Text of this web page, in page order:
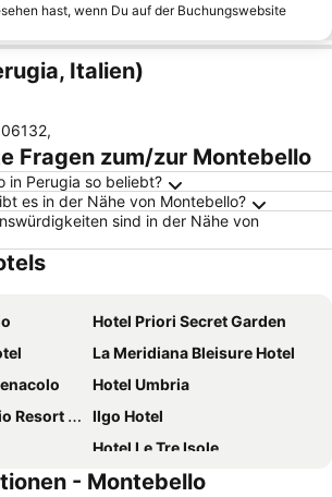
hast, wenn Du auf der Buchungswebsite
Italien)
06132,
Fragen zum/zur Montebello
in Perugia so beliebt?
es in der Nähe von Montebello?
sind in der Nähe von
Hotel Priori Secret Garden
La Meridiana Bleisure Hotel
Hotel Umbria
& Spa
Ilgo Hotel
Hotel Le Tre Isole
Chocohotel
- Montebello